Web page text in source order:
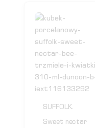
SUFFOLK.
Sweet nectar